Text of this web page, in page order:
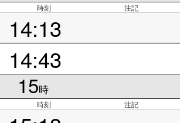
時刻 注記
14:13
14:43
15時
時刻 注記